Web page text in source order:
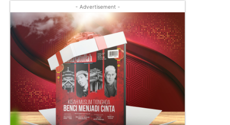
- Advertisement -